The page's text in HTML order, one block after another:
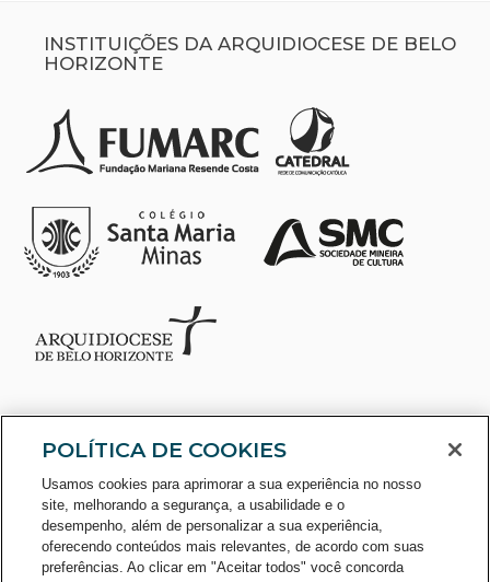
INSTITUIÇÕES DA ARQUIDIOCESE DE BELO
HORIZONTE
CONSULTE O CADASTRO NO
POLÍTICA DE COOKIES
Usamos cookies para aprimorar a sua experiência no nosso
site, melhorando a segurança, a usabilidade e o
desempenho, além de personalizar a sua experiência,
oferecendo conteúdos mais relevantes, de acordo com suas
preferências. Ao clicar em "Aceitar todos" você concorda